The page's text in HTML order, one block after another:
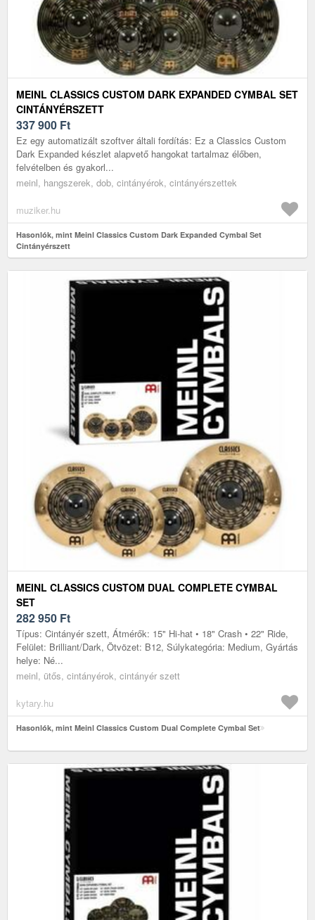
MEINL CLASSICS CUSTOM DARK EXPANDED CYMBAL SET
CINTÁNYÉRSZETT
337 900 Ft
Ez egy automatizált szoftver általi fordítás: Ez a Classics Custom
Dark Expanded készlet alapvető hangokat tartalmaz élőben,
felvételben és gyakorl...
meinl, hangszerek, dob, cintányérok, cintányérszettek
muziker.hu
Hasonlók, mint Meinl Classics Custom Dark Expanded Cymbal Set
Cintányérszett
MEINL CLASSICS CUSTOM DUAL COMPLETE CYMBAL
SET
282 950 Ft
Típus: Cintányér szett, Átmérők: 15" Hi-hat • 18" Crash • 22" Ride,
Felület: Brilliant/Dark, Ötvözet: B12, Súlykategória: Medium, Gyártás
helye: Né...
meinl, ütős, cintányérok, cintányér szett
kytary.hu
Hasonlók, mint Meinl Classics Custom Dual Complete Cymbal Set